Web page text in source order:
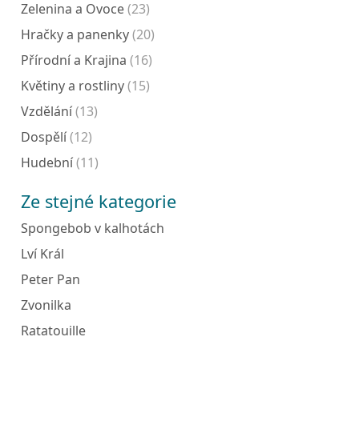
Zelenina a Ovoce(23)
Hračky a panenky(20)
Přírodní a Krajina (16)
Květiny a rostliny(15)
Vzdělání(13)
Dospělí(12)
Hudební(11)
Ze stejné kategorie
Spongebob v kalhotách
Lví Král
Peter Pan
Zvonilka
Ratatouille